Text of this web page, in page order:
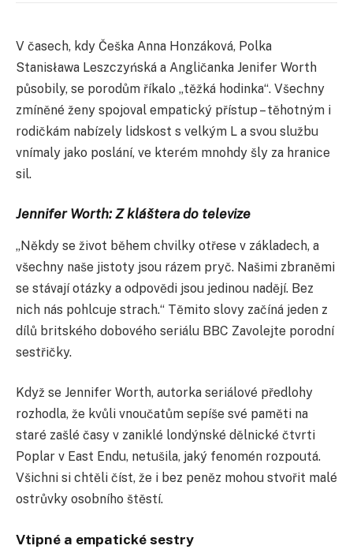
V časech, kdy Češka Anna Honzáková, Polka
Stanisława Leszczyńská a Angličanka Jenifer Worth
působily, se porodům říkalo „těžká hodinka“. Všechny
zmíněné ženy spojoval empatický přístup – těhotným i
rodičkám nabízely lidskost s velkým L a svou službu
vnímaly jako poslání, ve kterém mnohdy šly za hranice
sil.
Jennifer Worth: Z kláštera do televize
„Někdy se život během chvilky otřese v základech, a
všechny naše jistoty jsou rázem pryč. Našimi zbraněmi
se stávají otázky a odpovědi jsou jedinou nadějí. Bez
nich nás pohlcuje strach.“ Těmito slovy začíná jeden z
dílů britského dobového seriálu BBC Zavolejte porodní
sestřičky.
Když se Jennifer Worth, autorka seriálové předlohy
rozhodla, že kvůli vnoučatům sepíše své paměti na
staré zašlé časy v zaniklé londýnské dělnické čtvrti
Poplar v East Endu, netušila, jaký fenomén rozpoutá.
Všichni si chtěli číst, že i bez peněz mohou stvořit malé
ostrůvky osobního štěstí.
Vtipné a empatické sestry